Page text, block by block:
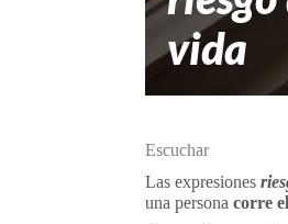
vida
Escuchar
Las expresiones
una persona corre